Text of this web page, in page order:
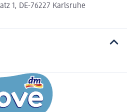
1, DE-76227 Karlsruhe